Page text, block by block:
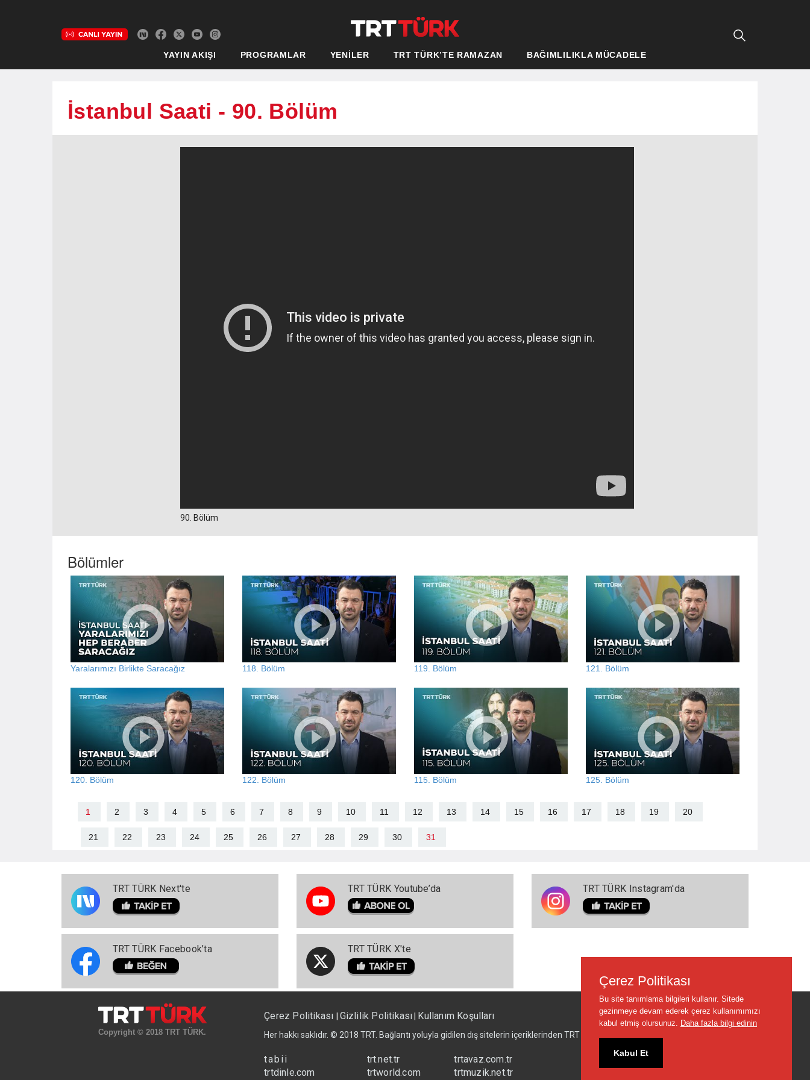
YAYIN AKIŞI PROGRAMLAR YENİLER TRT TÜRK’TE RAMAZAN BAĞIMLILIKLA MÜCADELE
İstanbul Saati - 90. Bölüm
90. Bölüm
Bölümler
Yaralarımızı Birlikte Saracağız 118. Bölüm 119. Bölüm 121. Bölüm
120. Bölüm 122. Bölüm 115. Bölüm 125. Bölüm
1 2 3 4 5 6 7 8 9 10 11 12 13 14 15 16 17 18 19 20
21 22 23 24 25 26 27 28 29 30 31
TRT TÜRK Next'te
TRT TÜRK Facebook’ta
TRT TÜRK Youtube’da
TRT TÜRK X'te
TRT TÜRK Instagram'da
Copyright © 2018 TRT TÜRK.
Çerez Politikası Gizlilik Politikası Kullanım Koşulları
Her hakkı saklıdır. © 2018 TRT. Bağlantı yoluyla gidilen dış sitelerin içeriklerinden TRT sorumlu değildir.
tabii
trtdinle.com
trt.net.tr
trtworld.com
trtavaz.com.tr
trtmuzik.net.tr
Çerez Politikası
Bu site tanımlama bilgileri kullanır. Sitede
gezinmeye devam ederek çerez kullanımımızı
kabul etmiş olursunuz. Daha fazla bilgi edinin
Kabul Et